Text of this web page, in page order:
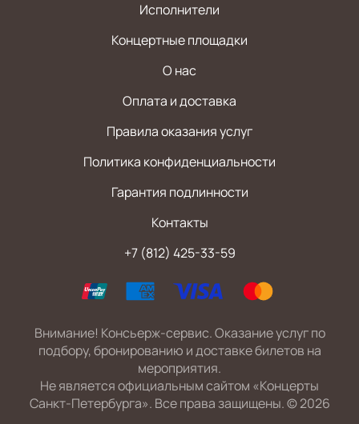
Исполнители
Концертные площадки
О нас
Оплата и доставка
Правила оказания услуг
Политика конфиденциальности
Гарантия подлинности
Контакты
+7 (812) 425-33-59
Внимание! Консьерж-сервис. Оказание услуг по
подбору, бронированию и доставке билетов на
мероприятия.
Не является официальным сайтом «Концерты
Санкт-Петербурга». Все права защищены.©2026